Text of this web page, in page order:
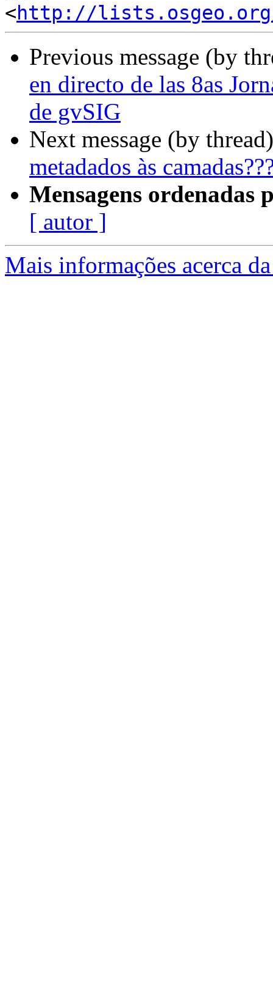
<http://lists.osgeo.org/
Previous message (by
en directo de las 8as
de gvSIG
Next message (by
metadados às
Mensagens ordenadas
[ autor ]
Mais informações acerca